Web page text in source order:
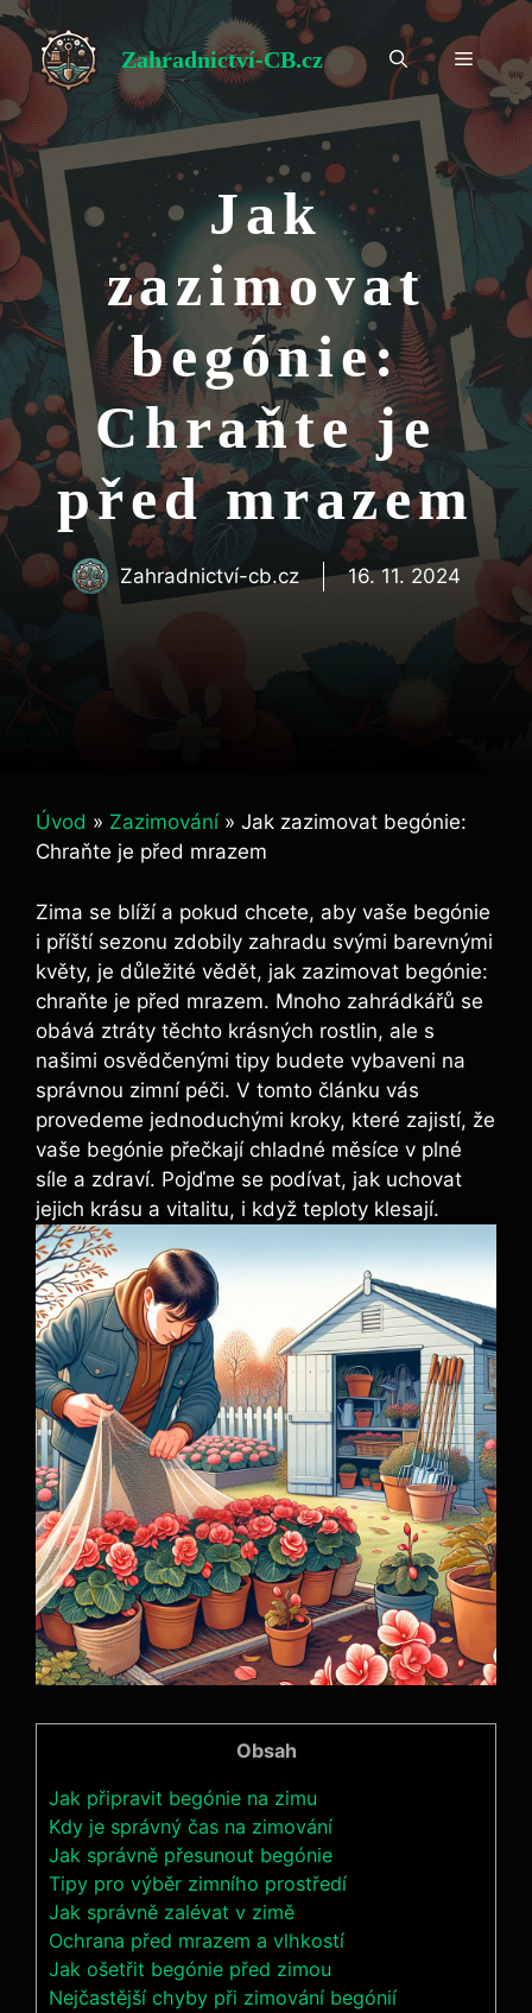
Přeskočit
na
obsah
Zahradnictví-CB.cz Menu
Jak
zazimovat
begónie:
Chraňte je
před mrazem
Zahradnictví-cb.cz 16. 11. 2024
Úvod » Zazimování » Jak zazimovat begónie:
Chraňte je před mrazem
Zima se blíží a pokud chcete, aby vaše begónie
i příští sezonu zdobily zahradu svými barevnými
květy, je důležité vědět, jak zazimovat begónie:
chraňte je před mrazem. Mnoho zahrádkářů se
obává ztráty těchto krásných rostlin, ale s
našimi osvědčenými tipy budete vybaveni na
správnou zimní péči. V tomto článku vás
provedeme jednoduchými kroky, které zajistí, že
vaše begónie přečkají chladné měsíce v plné
síle a zdraví. Pojďme se podívat, jak uchovat
jejich krásu a vitalitu, i když teploty klesají.
Obsah
Jak připravit begónie na zimu
Kdy je správný čas na zimování
Jak správně přesunout begónie
Tipy pro výběr zimního prostředí
Jak správně zalévat v zimě
Ochrana před mrazem a vlhkostí
Jak ošetřit begónie před zimou
Nejčastější chyby při zimování begónií